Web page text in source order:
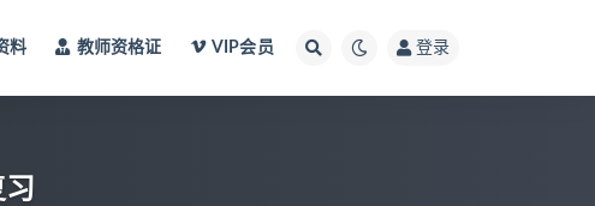
料 教师资格证 VIP会员 登录